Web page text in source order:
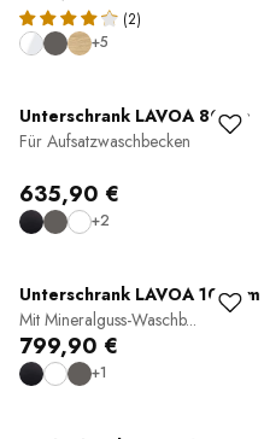
(2)
+5
Unterschrank LAVOA 80 cm
Für Aufsatzwaschbecken
635,90 €
+2
Unterschrank LAVOA 100 cm
Mit Mineralguss-Waschb...
799,90 €
+1